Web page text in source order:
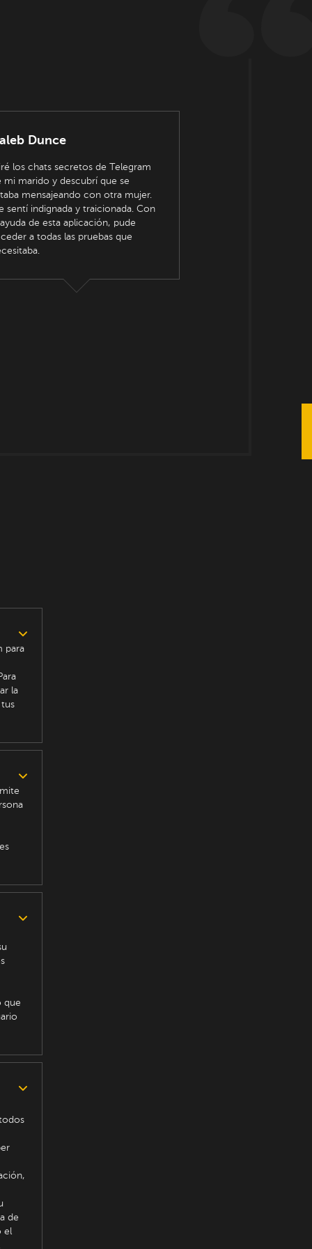
Dunce
los chats secretos de Telegram
mi marido y descubrí que se
mensajeando con otra mujer.
sentí indignada y traicionada. Con
de esta aplicación, pude
a todas las pruebas que
para
la
que
de
el